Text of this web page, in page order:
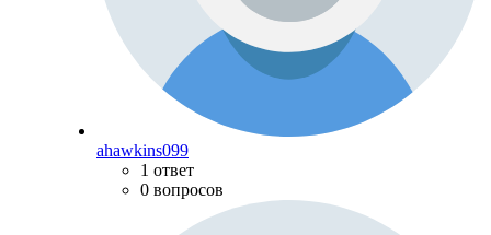
ahawkins099
1 ответ
0 вопросов